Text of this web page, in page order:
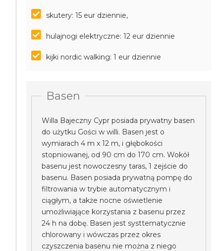
skutery: 15 eur dziennie,
hulajnogi elektryczne: 12 eur dziennie
kijki nordic walking: 1 eur dziennie
Basen
Willa Bajeczny Cypr posiada prywatny basen
do użytku Gości w willi. Basen jest o
wymiarach 4 m x 12 m, i głębokości
stopniowanej, od 90 cm do 170 cm. Wokół
basenu jest nowoczesny taras, 1 zejście do
basenu. Basen posiada prywatną pompę do
filtrowania w trybie automatycznym i
ciągłym, a także nocne oświetlenie
umożliwiające korzystania z basenu przez
24 h na dobę. Basen jest systtematycznie
chlorowany i wówczas przez okres
czyszczenia basenu nie można z niego